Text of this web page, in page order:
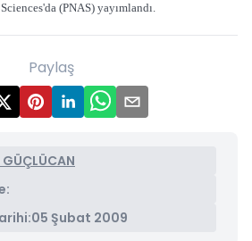
(PNAS) yayımlandı.
Paylaş
05 Şubat 2009